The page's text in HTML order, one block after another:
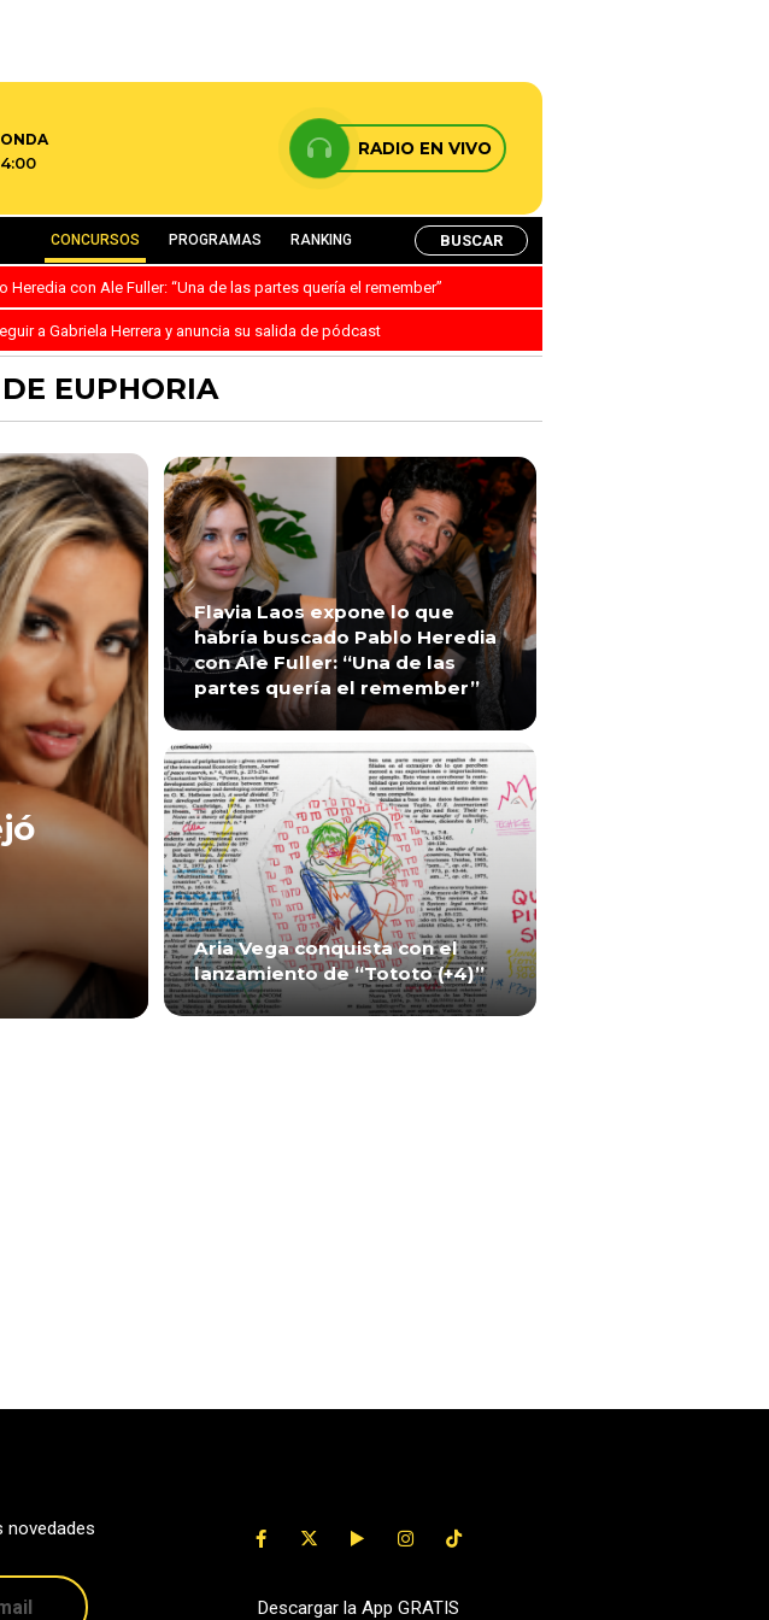
RADIO EN VIVO
CONCURSOS PROGRAMAS RANKING BUSCAR
con Ale Fuller: “Una de las partes quería el remember”
a Gabriela Herrera y anuncia su salida de pódcast
EUPHORIA
Flavia Laos expone lo que
habría buscado Pablo Heredia
con Ale Fuller: “Una de las
partes quería el remember”
Aria Vega conquista con el
lanzamiento de “Tototo (+4)”
novedades
Descargar la App GRATIS